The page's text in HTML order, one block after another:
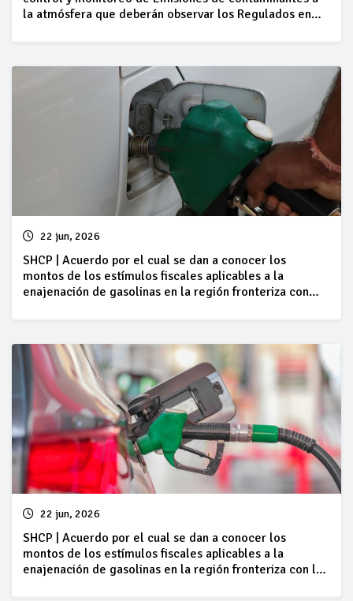
la atmósfera que deberán observar los Regulados en
al público de gasolinas y/o diésel
22 jun, 2026
SHCP | Acuerdo por el cual se dan a conocer los
montos de los estímulos fiscales aplicables a la
enajenación de gasolinas en la región fronteriza con
del 20 al 26 de junio del 2026
22 jun, 2026
SHCP | Acuerdo por el cual se dan a conocer los
montos de los estímulos fiscales aplicables a la
enajenación de gasolinas en la región fronteriza con los